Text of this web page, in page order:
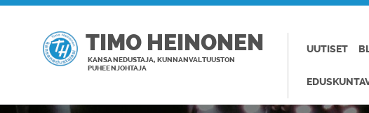
TIMO HEINONEN
KANSANEDUSTAJA, KUNNANVALTUUSTON
PUHEENJOHTAJA
UUTISET